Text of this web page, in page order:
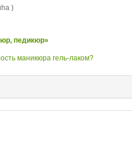
)
педикюр»
маникюра гель-лаком?